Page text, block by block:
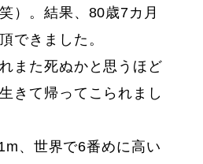
）。結果、80歳7カ月
できました。
また死ぬかと思うほど
きて帰ってこられまし
、世界で6番めに高い